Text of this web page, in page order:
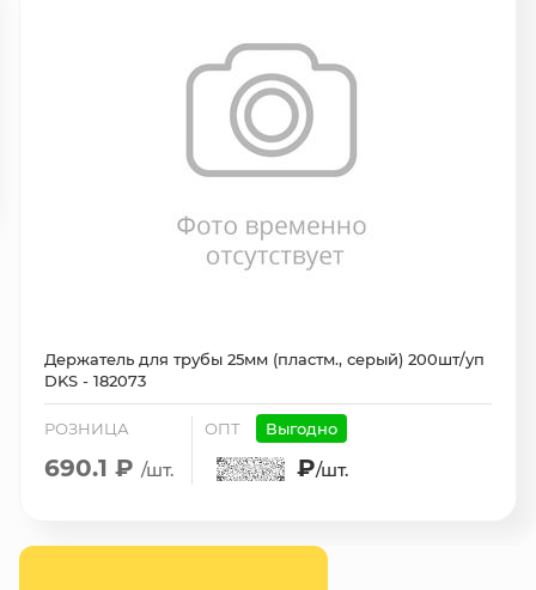
Держатель для трубы 25мм (пластм., серый) 200шт/уп
DKS - 182073
РОЗНИЦА
690.1 ₽ /шт.
ОПТ Выгодно
₽/шт.